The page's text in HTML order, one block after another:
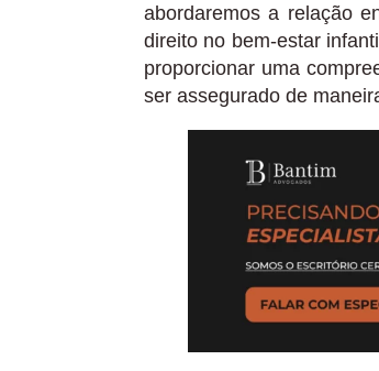
abordaremos a relação
direito no bem-estar
proporcionar uma
ser assegurado de